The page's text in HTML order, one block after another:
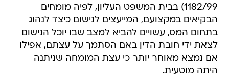
1182/99) בבית המשפט העליון, לפיה מומחים
הבקיאים במקצועם, המייעצים לנישום כיצד לנהוג
בתחום המס, עשויים להביא למצב שבו יוכל הנישום
לצאת ידי חובת הדין באם הסתמך על עצתם, אפילו
אם נמצא מאוחר יותר כי עצת המומחה שניתנה
היתה מוטעית.